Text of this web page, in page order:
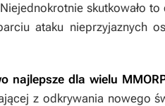
skutkowało
ataku nieprzyjaznych
najlepsze dla wielu
z odkrywania nowego